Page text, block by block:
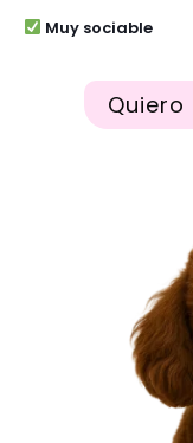
Muy sociable
Quiero